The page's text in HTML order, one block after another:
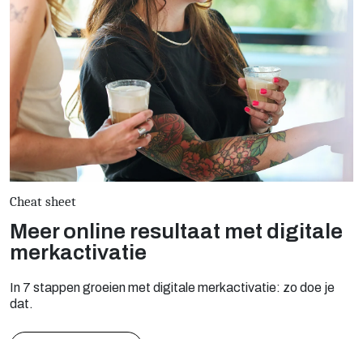
Cheat sheet
Meer online resultaat met digitale
merkactivatie
In 7 stappen groeien met digitale merkactivatie: zo doe je
dat.